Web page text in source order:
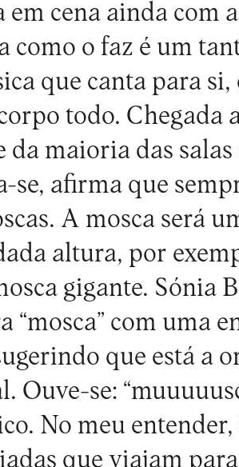
em cena ainda com
como o faz é um
que canta para si,
todo. Chegada
maioria das salas
se, afirma que
A mosca será
altura, por
gigante. Sónia
“mosca” com uma
que está a
Ouve-se:
No meu entender,
que viajam